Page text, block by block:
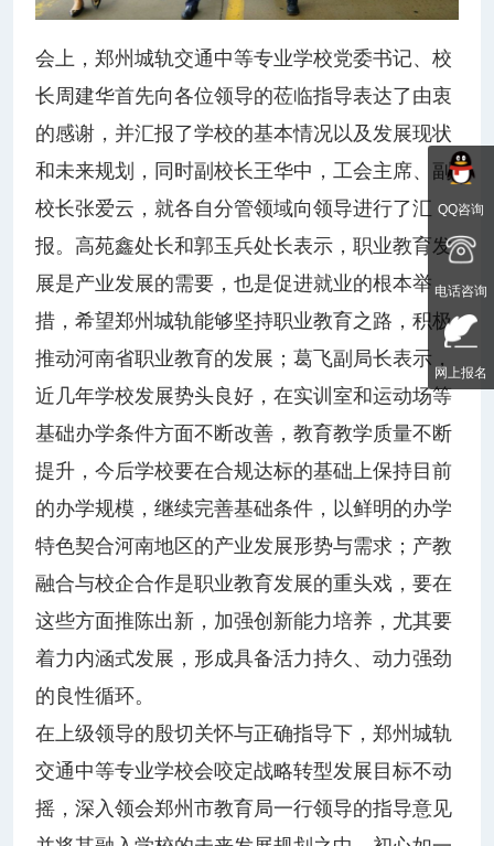
会上，郑州城轨交通中等专业学校党委书记、校
长周建华首先向各位领导的莅临指导表达了由衷
的感谢，并汇报了学校的基本情况以及发展现状
和未来规划，同时副校长王华中，工会主席、副
校长张爱云，就各自分管领域向领导进行了汇
报。高苑鑫处长和郭玉兵处长表示，职业教育发
展是产业发展的需要，也是促进就业的根本举
措，希望郑州城轨能够坚持职业教育之路，积极
推动河南省职业教育的发展；葛飞副局长表示，
近几年学校发展势头良好，在实训室和运动场等
基础办学条件方面不断改善，教育教学质量不断
提升，今后学校要在合规达标的基础上保持目前
的办学规模，继续完善基础条件，以鲜明的办学
特色契合河南地区的产业发展形势与需求；产教
融合与校企合作是职业教育发展的重头戏，要在
这些方面推陈出新，加强创新能力培养，尤其要
着力内涵式发展，形成具备活力持久、动力强劲
的良性循环。
在上级领导的殷切关怀与正确指导下，郑州城轨
交通中等专业学校会咬定战略转型发展目标不动
摇，深入领会郑州市教育局一行领导的指导意见
QQ咨询
电话咨询
网上报名